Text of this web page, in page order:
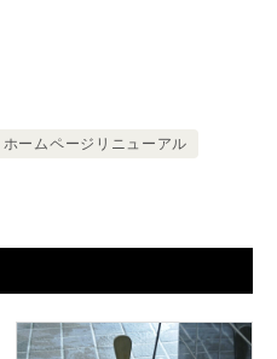
ホームページリニューアル